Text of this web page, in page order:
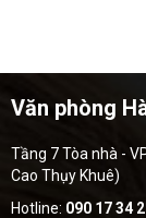
Văn phòng
Tầng 7 Tòa nhà -
Cao Thụy Khuê)
Hotline: 090 17 34